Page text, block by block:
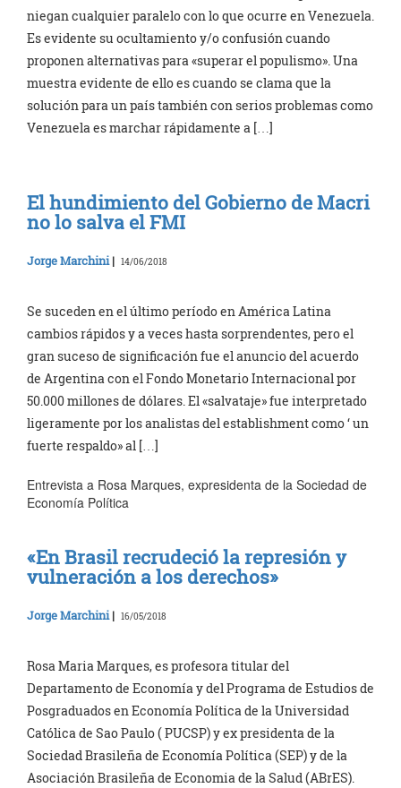
niegan cualquier paralelo con lo que ocurre en Venezuela.
Es evidente su ocultamiento y/o confusión cuando
proponen alternativas para «superar el populismo». Una
muestra evidente de ello es cuando se clama que la
solución para un país también con serios problemas como
Venezuela es marchar rápidamente a […]
El hundimiento del Gobierno de Macri
no lo salva el FMI
Jorge Marchini| 14/06/2018
Se suceden en el último período en América Latina
cambios rápidos y a veces hasta sorprendentes, pero el
gran suceso de significación fue el anuncio del acuerdo
de Argentina con el Fondo Monetario Internacional por
50.000 millones de dólares. El «salvataje» fue interpretado
ligeramente por los analistas del establishment como ‘ un
fuerte respaldo» al […]
Entrevista a Rosa Marques, expresidenta de la Sociedad de
Economía Política
«En Brasil recrudeció la represión y
vulneración a los derechos»
Jorge Marchini| 16/05/2018
Rosa Maria Marques, es profesora titular del
Departamento de Economía y del Programa de Estudios de
Posgraduados en Economía Política de la Universidad
Católica de Sao Paulo ( PUCSP) y ex presidenta de la
Sociedad Brasileña de Economía Política (SEP) y de la
Asociación Brasileña de Economia de la Salud (ABrES).